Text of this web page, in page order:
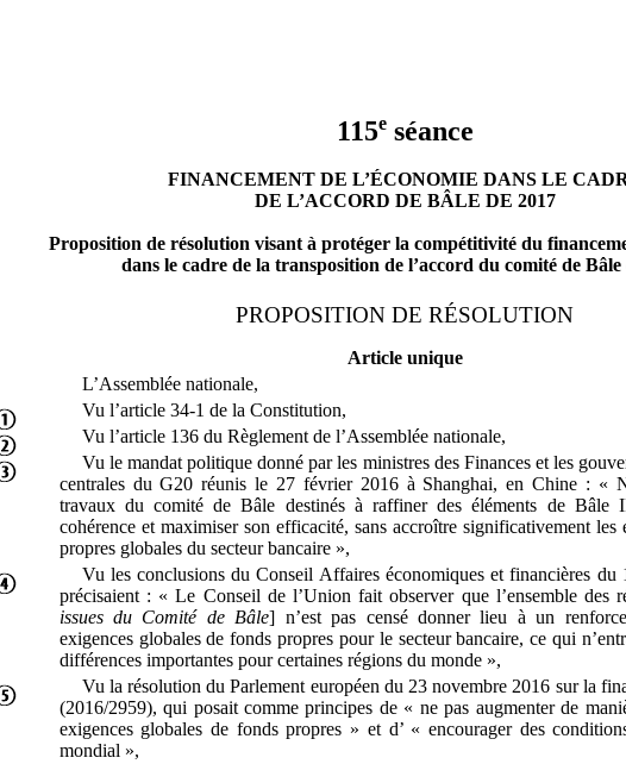
115eséance
FINANCEMENT DE L’ÉCONOMIE DANS LE
DE L’ACCORD DE BÂLE DE 2017
Proposition de résolution visant à protéger la compétitivité du
dans le cadre de la transposition de l’accord du comité de Bâle
PROPOSITION DE RÉSOLUTION
Article unique
L’Assemblée nationale,
Vu l’article 34‑1 de la Constitution,
Vu l’article 136 du Règlement de l’Assemblée nationale,
Vu le mandat politique donné par les ministres des Finances et les
centrales du G20 réunis le 27 février 2016 à Shanghai, en Chine : «
travaux du comité de Bâle destinés à raffiner des éléments de Bâle
cohérence et maximiser son efficacité, sans accroître significativement les
propres globales du secteur bancaire »,
Vu les conclusions du Conseil Affaires économiques et financières du
précisaient : « Le Conseil de l’Union fait observer que l’ensemble des
issues du Comité de Bâle] n’est pas censé donner lieu à un
exigences globales de fonds propres pour le secteur bancaire, ce qui
différences importantes pour certaines régions du monde »,
Vu la résolution du Parlement européen du 23 novembre 2016 sur la
(2016/2959), qui posait comme principes de « ne pas augmenter de
exigences globales de fonds propres » et d’ « encourager des
mondial »,